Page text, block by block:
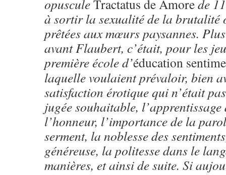
opusculeTractatus de Amorede
à sortir la sexualité de la brutalité
prêtées aux mœurs paysannes.
avant Flaubert, c’était, pour les
première école d’éducation
laquelle voulaient prévaloir, bien
satisfaction érotique qui n’était
jugée souhaitable, l’apprentissage
l’honneur, l’importance de la
serment, la noblesse des
généreuse, la politesse dans le
manières, et ainsi de suite. Si